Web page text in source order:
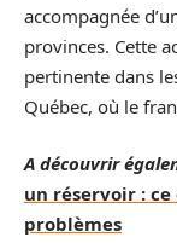
accompagnée
provinces. Cette
pertinente dans
Québec, où le
A découvrir
un réservoir :
problèmes